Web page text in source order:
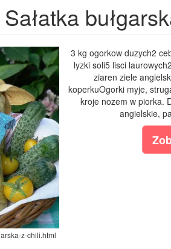
Sałatka
z-chili.html
3 kg ogorkow duzych2
lyzki soli5 lisci
ziaren ziele
koperkuOgorki myje,
kroje nozem w piorka.
angielskie,